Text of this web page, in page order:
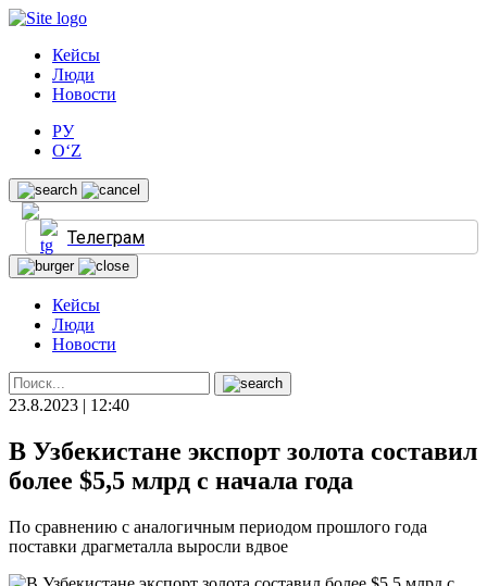
Кейсы
Люди
Новости
РУ
O‘Z
Телеграм
Кейсы
Люди
Новости
23.8.2023 | 12:40
В Узбекистане экспорт золота составил
более $5,5 млрд с начала года
По сравнению с аналогичным периодом прошлого года
поставки драгметалла выросли вдвое